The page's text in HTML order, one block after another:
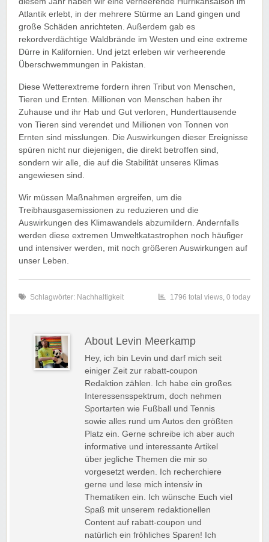
Atlantik erlebt, in der mehrere Stürme an Land gingen und
große Schäden anrichteten. Außerdem gab es
rekordverdächtige Waldbrände im Westen und eine extreme
Dürre in Kalifornien. Und jetzt erleben wir verheerende
Überschwemmungen in Pakistan.
Diese Wetterextreme fordern ihren Tribut von Menschen,
Tieren und Ernten. Millionen von Menschen haben ihr
Zuhause und ihr Hab und Gut verloren, Hunderttausende
von Tieren sind verendet und Millionen von Tonnen von
Ernten sind misslungen. Die Auswirkungen dieser Ereignisse
spüren nicht nur diejenigen, die direkt betroffen sind,
sondern wir alle, die auf die Stabilität unseres Klimas
angewiesen sind.
Wir müssen Maßnahmen ergreifen, um die
Treibhausgasemissionen zu reduzieren und die
Auswirkungen des Klimawandels abzumildern. Andernfalls
werden diese extremen Umweltkatastrophen noch häufiger
und intensiver werden, mit noch größeren Auswirkungen auf
unser Leben.
Schlagwörter: Nachhaltigkeit 1796 total views, 0 today
About Levin Meerkamp
Hey, ich bin Levin und darf mich seit
einiger Zeit zur rabatt-coupon
Redaktion zählen. Ich habe ein großes
Interessensspektrum, doch nehmen
Sportarten wie Fußball und Tennis
sowie alles rund um Autos den größten
Platz ein. Gerne schreibe ich aber auch
informative und interessante Artikel
über jegliche Themen die mir so
vorgesetzt werden. Ich recherchiere
gerne und lese mich intensiv in
Thematiken ein. Ich wünsche Euch viel
Spaß mit unserem redaktionellen
Content auf rabatt-coupon und
natürlich ein fröhliches Sparen! Ich